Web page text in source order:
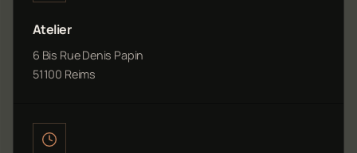
Atelier
6 Bis Rue Denis Papin
51100 Reims